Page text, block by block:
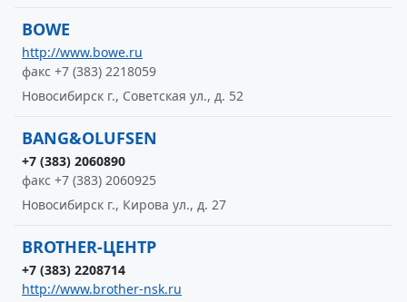
BOWE
http://www.bowe.ru
факс +7 (383) 2218059
Новосибирск г., Советская ул., д. 52
BANG&OLUFSEN
+7 (383) 2060890
факс +7 (383) 2060925
Новосибирск г., Кирова ул., д. 27
BROTHER-ЦЕНТР
+7 (383) 2208714
http://www.brother-nsk.ru